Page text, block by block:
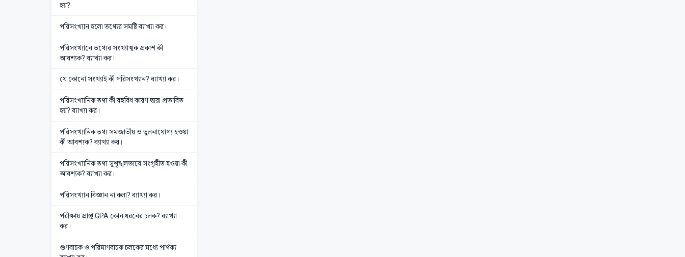
হয়?
পরিসংখ্যান হলো তথ্যের সমষ্টি ব্যাখ্যা কর।
পরিসংখ্যানে তথ্যের সংখ্যাত্মক প্রকাশ কী
আবশ্যক? ব্যাখ্যা কর।
যে কোনো সংখ্যাই কী পরিসংখ্যান? ব্যাখ্যা কর।
পরিসংখ্যানিক তথ্য কী বহুবিধ কারণ দ্বারা প্রভাবিত
হয়? ব্যাখ্যা কর।
পরিসংখ্যানিক তথ্য সমজাতীয় ও তুলনাযোগ্য হওয়া
কী আবশ্যক? ব্যাখ্যা কর।
পরিসংখ্যানিক তথ্য সুশৃঙ্খলভাবে সংগৃহীত হওয়া কী
আবশ্যক? ব্যাখ্যা কর।
পরিসংখ্যান বিজ্ঞান না কলা? ব্যাখ্যা কর।
পরীক্ষায় প্রাপ্ত GPA কোন ধরনের চলক? ব্যাখ্যা
কর।
গুণবাচক ও পরিমাণবাচক চলকের মধ্যে পার্থক্য